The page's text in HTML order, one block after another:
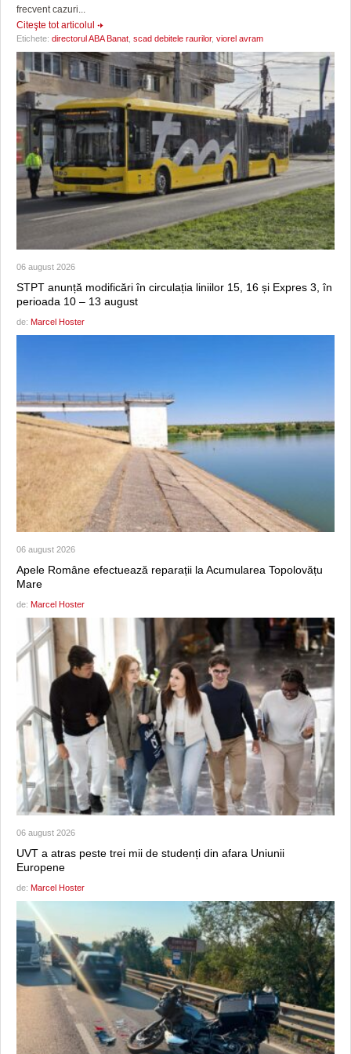
frecvent cazuri...
Citeşte tot articolul
Etichete: directorul ABA Banat scad debitele raurilor, viorel avram
06 august 2026
STPT anunță modificări în circulația liniilor 15, 16 și Expres 3, în
perioada 10 – 13 august
de: Marcel Hoster
06 august 2026
Apele Române efectuează reparații la Acumularea Topolovățu
Mare
de: Marcel Hoster
06 august 2026
UVT a atras peste trei mii de studenți din afara Uniunii
Europene
de: Marcel Hoster